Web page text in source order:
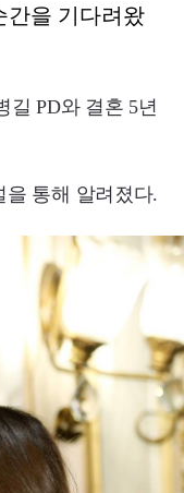
간을 기다려왔
길 PD와 결혼 5년
을 통해 알려졌다.